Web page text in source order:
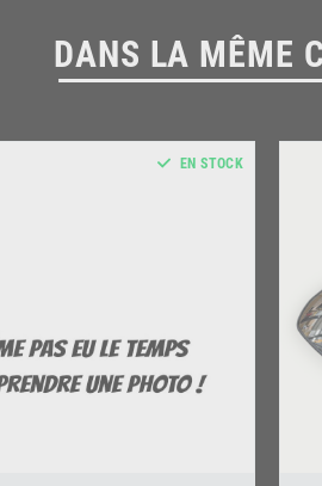
DANS LA MÊME
EN STOCK